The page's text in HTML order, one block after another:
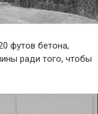
футов бетона,
ради того, чтобы